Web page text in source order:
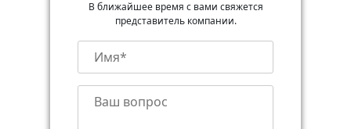
В ближайшее время с вами свяжется
представитель компании.